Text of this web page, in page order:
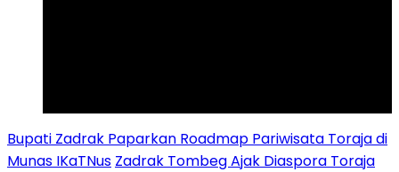
Bupati Zadrak Paparkan Roadmap Pariwisata Toraja di
Munas IKaTNus Zadrak Tombeg Ajak Diaspora Toraja